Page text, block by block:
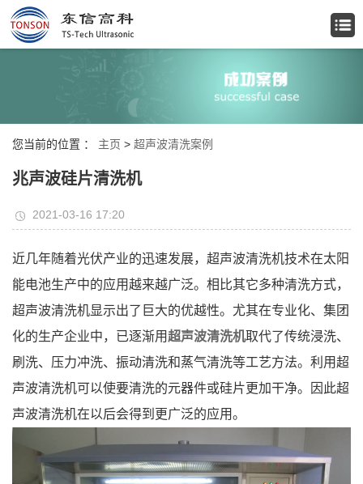
您当前的位置 ： 主页 > 超声波清洗案例
兆声波硅片清洗机
2021-03-16 17:20
近几年随着光伏产业的迅速发展，超声波清洗机技术在太阳
能电池生产中的应用越来越广泛。相比其它多种清洗方式，
超声波清洗机显示出了巨大的优越性。尤其在专业化、集团
化的生产企业中，已逐渐用超声波清洗机取代了传统浸洗、
刷洗、压力冲洗、振动清洗和蒸气清洗等工艺方法。利用超
声波清洗机可以使要清洗的元器件或硅片更加干净。因此超
声波清洗机在以后会得到更广泛的应用。